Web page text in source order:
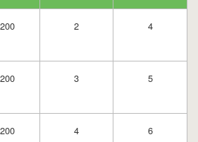
200 2 4
200 3 5
200 4 6